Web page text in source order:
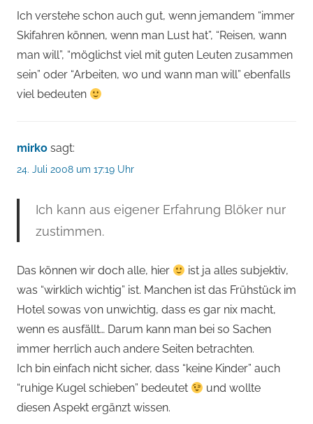
Ich verstehe schon auch gut, wenn jemandem “immer
Skifahren können, wenn man Lust hat”, “Reisen, wann
man will”, “möglichst viel mit guten Leuten zusammen
sein” oder “Arbeiten, wo und wann man will” ebenfalls
viel bedeuten
mirko sagt:
24. Juli 2008 um 17:19 Uhr
Ich kann aus eigener Erfahrung Blöker nur
zustimmen.
Das können wir doch alle, hier
ist ja alles subjektiv,
was “wirklich wichtig” ist. Manchen ist das Frühstück im
Hotel sowas von unwichtig, dass es gar nix macht,
wenn es ausfällt… Darum kann man bei so Sachen
immer herrlich auch andere Seiten betrachten.
Ich bin einfach nicht sicher, dass “keine Kinder” auch
“ruhige Kugel schieben” bedeutet
und wollte
diesen Aspekt ergänzt wissen.